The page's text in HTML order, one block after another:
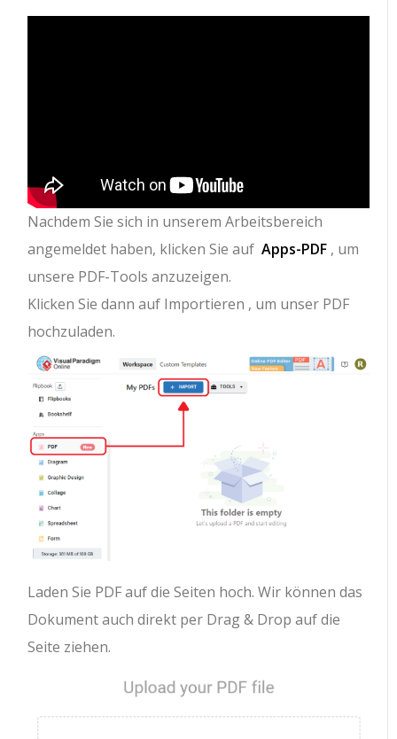
Nachdem Sie sich in unserem Arbeitsbereich
angemeldet haben, klicken Sie aufApps-PDF , um
unsere PDF-Tools anzuzeigen.
Klicken Sie dann auf Importieren , um unser PDF
hochzuladen.
Laden Sie PDF auf die Seiten hoch. Wir können das
Dokument auch direkt per Drag & Drop auf die
Seite ziehen.